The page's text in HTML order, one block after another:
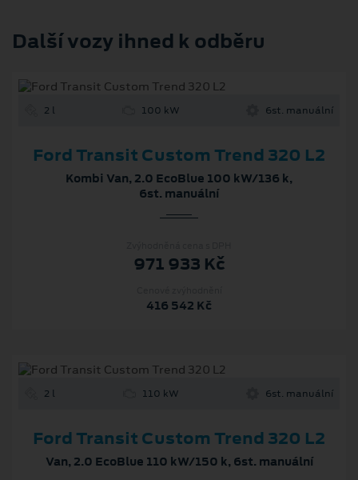
Další vozy ihned k odběru
2 l 100 kW 6st. manuální
Ford Transit Custom Trend 320 L2
Kombi Van, 2.0 EcoBlue 100 kW/136 k,
6st. manuální
971 933 Kč
416 542 Kč
2 l 110 kW 6st. manuální
Ford Transit Custom Trend 320 L2
Van, 2.0 EcoBlue 110 kW/150 k, 6st. manuální